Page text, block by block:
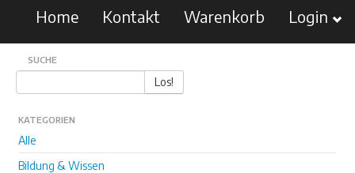
Home Kontakt Warenkorb Login
SUCHE
Los!
KATEGORIEN
Alle
Bildung & Wissen